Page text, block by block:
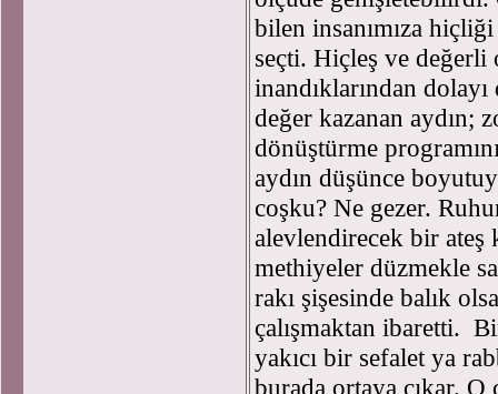
bilen insanımıza
seçti. Hiçleş ve değerli
inandıklarından
değer kazanan aydın;
dönüştürme
aydın düşünce
coşku? Ne gezer.
alevlendirecek bir ateş
methiyeler düzmekle
rakı şişesinde balık
çalışmaktan ibaretti.
yakıcı bir sefalet ya
burada ortaya çıkar.